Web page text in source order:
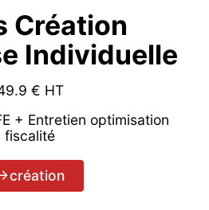
Création
Individuelle
€ HT
+ Entretien optimisation
fiscalité
création